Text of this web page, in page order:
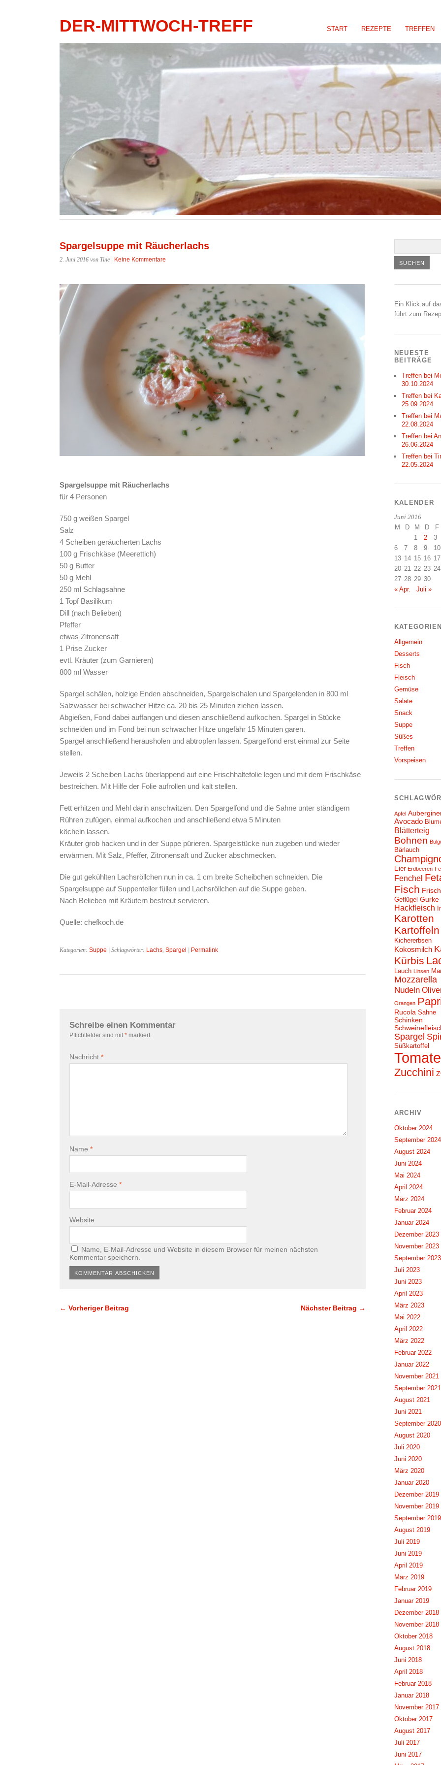
START REZEPTE TREFFEN
DER-MITTWOCH-TREFF
Spargelsuppe mit Räucherlachs
2. Juni 2016 von Tine Keine Kommentare
Spargelsuppe mit Räucherlachs
für 4 Personen
750 g weißen Spargel
Salz
4 Scheiben geräucherten Lachs
100 g Frischkäse (Meerettich)
50 g Butter
50 g Mehl
250 ml Schlagsahne
1 Topf Basilikum
Dill (nach Belieben)
Pfeffer
etwas Zitronensaft
1 Prise Zucker
evtl. Kräuter (zum Garnieren)
800 ml Wasser
Spargel schälen, holzige Enden abschneiden, Spargelschalen und Spargelenden in 800 ml
Salzwasser bei schwacher Hitze ca. 20 bis 25 Minuten ziehen lassen.
Abgießen, Fond dabei auffangen und diesen anschließend aufkochen. Spargel in Stücke
schneiden und im Fond bei nun schwacher Hitze ungefähr 15 Minuten garen.
Spargel anschließend herausholen und abtropfen lassen. Spargelfond erst einmal zur Seite
stellen.
Jeweils 2 Scheiben Lachs überlappend auf eine Frischhaltefolie legen und mit dem Frischkäse
bestreichen. Mit Hilfe der Folie aufrollen und kalt stellen.
Fett erhitzen und Mehl darin anschwitzen. Den Spargelfond und die Sahne unter ständigem
Rühren zufügen, einmal aufkochen und anschließend etwa 5 Minuten
köcheln lassen.
Kräuter grob hacken und in der Suppe pürieren. Spargelstücke nun zugeben und wieder
erwärmen. Mit Salz, Pfeffer, Zitronensaft und Zucker abschmecken.
Die gut gekühlten Lachsröllchen nun in ca. 1 cm breite Scheibchen schneiden. Die
Spargelsuppe auf Suppenteller füllen und Lachsröllchen auf die Suppe geben.
Nach Belieben mit Kräutern bestreut servieren.
Quelle: chefkoch.de
Kategorien: Suppe | Schlagwörter: Lachs Spargel | Permalink
Schreibe einen Kommentar
Pflichtfelder sind mit * markiert.
Nachricht *
Name *
E-Mail-Adresse *
Website
Name, E-Mail-Adresse und Website in diesem Browser für meinen nächsten
Kommentar speichern.
← Vorheriger Beitrag Nächster Beitrag →
Ein Klick auf
führt zum
NEUESTE
BEITRÄGE
Treffen bei
30.10.2024
Treffen bei
25.09.2024
Treffen bei
22.08.2024
Treffen bei
26.06.2024
Treffen bei
22.05.2024
KALENDER
Juni 2016
M D M D F
1
2 3
6
7 8 9 10
13 14 15 16 17
20 21 22 23 24
27 28 29 30
« Apr.
Juli »
KATEGORIEN
Allgemein
Desserts
Fisch
Fleisch
Gemüse
Salate
Snack
Suppe
Süßes
Treffen
Vorspeisen
Apfel
Avocado
Blätterteig
Bohnen
Bärlauch
Eier Erdbeeren
Fenchel
Fisch
Geflügel Gurke
Hackfleisch
Karotten
Kartoffeln
Kichererbsen
Kokosmilch
Kürbis
Lauch Linsen
Mozzarella
Nudeln
Orangen
Rucola Sahne
Schinken
Spargel
Süßkartoffel
Zucchini
ARCHIV
Oktober 2024
September 2024
August 2024
Juni 2024
Mai 2024
April 2024
März 2024
Februar 2024
Januar 2024
Dezember 2023
November 2023
September 2023
Juli 2023
Juni 2023
April 2023
März 2023
Mai 2022
April 2022
März 2022
Februar 2022
Januar 2022
November 2021
September 2021
August 2021
Juni 2021
September 2020
August 2020
Juli 2020
Juni 2020
März 2020
Januar 2020
Dezember 2019
November 2019
September 2019
August 2019
Juli 2019
Juni 2019
April 2019
März 2019
Februar 2019
Januar 2019
Dezember 2018
November 2018
Oktober 2018
August 2018
Juni 2018
April 2018
Februar 2018
Januar 2018
November 2017
Oktober 2017
August 2017
Juli 2017
Juni 2017